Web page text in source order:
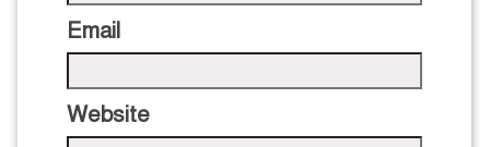
Email
Website